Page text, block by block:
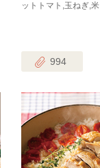
ットトマト,玉ねぎ,米
994